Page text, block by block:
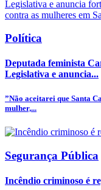
Política
Deputada feminista
Legislativa e anuncia...
”Não aceitarei que Santa
mulher,...
Segurança Pública
Incêndio criminoso é